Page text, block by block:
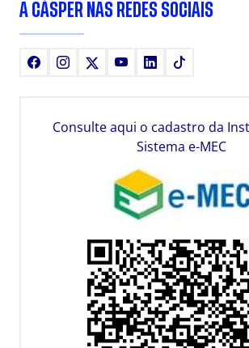
A CÁSPER NAS REDES SOCIAIS
FacebookInstagram YoutubeLinkedIn
Consulte aqui o cadastro da
Sistema e-MEC